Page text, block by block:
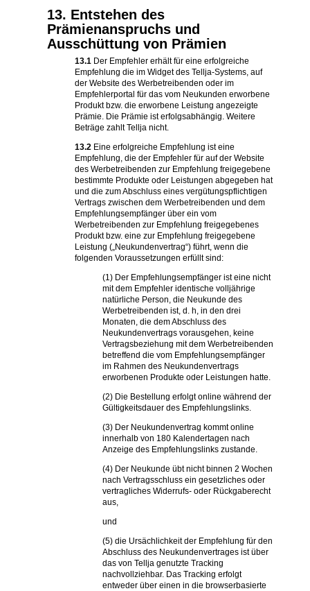
13. Entstehen des
Prämienanspruchs und
Ausschüttung von Prämien
13.1 Der Empfehler erhält für eine erfolgreiche
Empfehlung die im Widget des Tellja-Systems, auf
der Website des Werbetreibenden oder im
Empfehlerportal für das vom Neukunden erworbene
Produkt bzw. die erworbene Leistung angezeigte
Prämie. Die Prämie ist erfolgsabhängig. Weitere
Beträge zahlt Tellja nicht.
13.2 Eine erfolgreiche Empfehlung ist eine
Empfehlung, die der Empfehler für auf der Website
des Werbetreibenden zur Empfehlung freigegebene
bestimmte Produkte oder Leistungen abgegeben hat
und die zum Abschluss eines vergütungspflichtigen
Vertrags zwischen dem Werbetreibenden und dem
Empfehlungsempfänger über ein vom
Werbetreibenden zur Empfehlung freigegebenes
Produkt bzw. eine zur Empfehlung freigegebene
Leistung („Neukundenvertrag“) führt, wenn die
folgenden Voraussetzungen erfüllt sind:
(1) Der Empfehlungsempfänger ist eine nicht
mit dem Empfehler identische volljährige
natürliche Person, die Neukunde des
Werbetreibenden ist, d. h, in den drei
Monaten, die dem Abschluss des
Neukundenvertrags vorausgehen, keine
Vertragsbeziehung mit dem Werbetreibenden
betreffend die vom Empfehlungsempfänger
im Rahmen des Neukundenvertrags
erworbenen Produkte oder Leistungen hatte.
(2) Die Bestellung erfolgt online während der
Gültigkeitsdauer des Empfehlungslinks.
(3) Der Neukundenvertrag kommt online
innerhalb von 180 Kalendertagen nach
Anzeige des Empfehlungslinks zustande.
(4) Der Neukunde übt nicht binnen 2 Wochen
nach Vertragsschluss ein gesetzliches oder
vertragliches Widerrufs- oder Rückgaberecht
aus,
und
(5) die Ursächlichkeit der Empfehlung für den
Abschluss des Neukundenvertrages ist über
das von Tellja genutzte Tracking
nachvollziehbar. Das Tracking erfolgt
entweder über einen in die browserbasierte